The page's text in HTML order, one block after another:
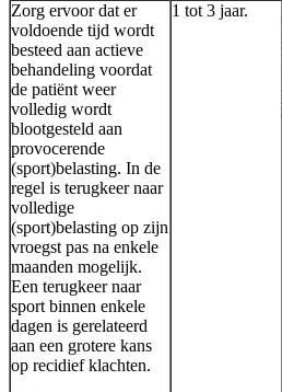
Zorg ervoor dat er
voldoende tijd wordt
besteed aan actieve
behandeling voordat
de patiënt weer
volledig wordt
blootgesteld aan
provocerende
(sport)belasting. In de
regel is terugkeer naar
volledige
(sport)belasting op zijn
vroegst pas na enkele
maanden mogelijk.
Een terugkeer naar
sport binnen enkele
dagen is gerelateerd
aan een grotere kans
op recidief klachten.
1 tot 3 jaar.